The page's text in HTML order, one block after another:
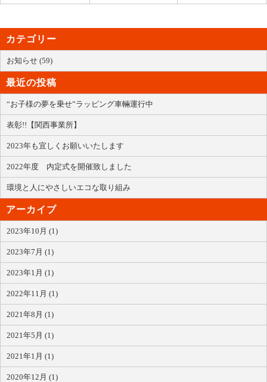
カテゴリー
お知らせ (59)
最近の投稿
“お子様の夢を乗せ”ラッピング車輛運行中
表彰!!【関西事業所】
2023年も宜しくお願いいたします
2022年度 内定式を開催致しました
環境と人にやさしいエコな取り組み
アーカイブ
2023年10月 (1)
2023年7月 (1)
2023年1月 (1)
2022年11月 (1)
2021年8月 (1)
2021年5月 (1)
2021年1月 (1)
2020年12月 (1)